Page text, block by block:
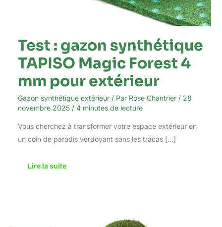
Test : gazon synthétique
TAPISO Magic Forest 4
mm pour extérieur
Gazon synthétique extérieur/ Par Rose Chantrier / 28
novembre 2025 / 4 minutes de lecture
Vous cherchez à transformer votre espace extérieur en
un coin de paradis verdoyant sans les tracas […]
Lire la suite